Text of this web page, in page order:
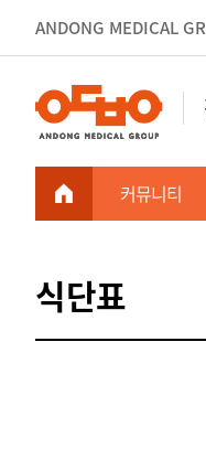
ANDONG MEDICAL
커뮤니티
식단표